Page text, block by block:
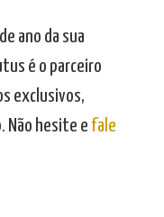
ano da sua
é o parceiro
exclusivos,
Não hesite e fale